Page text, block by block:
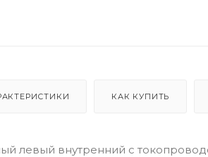
КАК КУПИТЬ
левый внутренний с